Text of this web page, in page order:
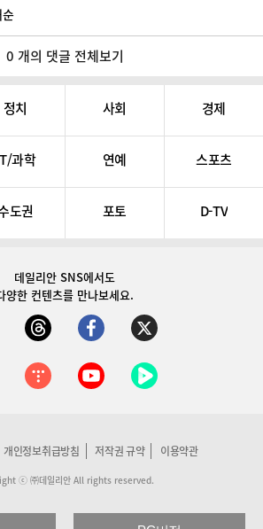
순
0 개의 댓글 전체보기
정치 사회 경제
과학 연예 스포츠
도권 포토 D-TV
데일리안 SNS에서도
양한 컨텐츠를 만나보세요.
개인정보취급방침 저작권 규약 이용약관
ⓒ ㈜데일리안 All rights reserved.